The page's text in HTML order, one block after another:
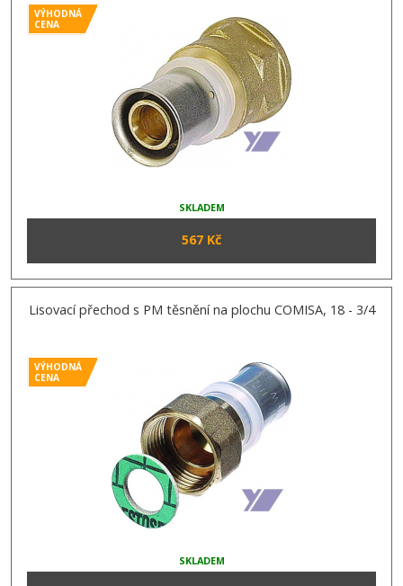
VÝHODNÁ
CENA
SKLADEM
567 Kč
Lisovací přechod s PM těsnění na plochu COMISA, 18 - 3/4
VÝHODNÁ
CENA
SKLADEM